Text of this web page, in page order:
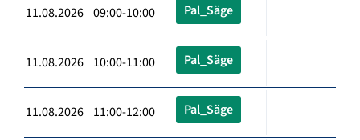
11.08.2026 09:00-10:00 Pal_Säge
11.08.2026 10:00-11:00 Pal_Säge
11.08.2026 11:00-12:00 Pal_Säge